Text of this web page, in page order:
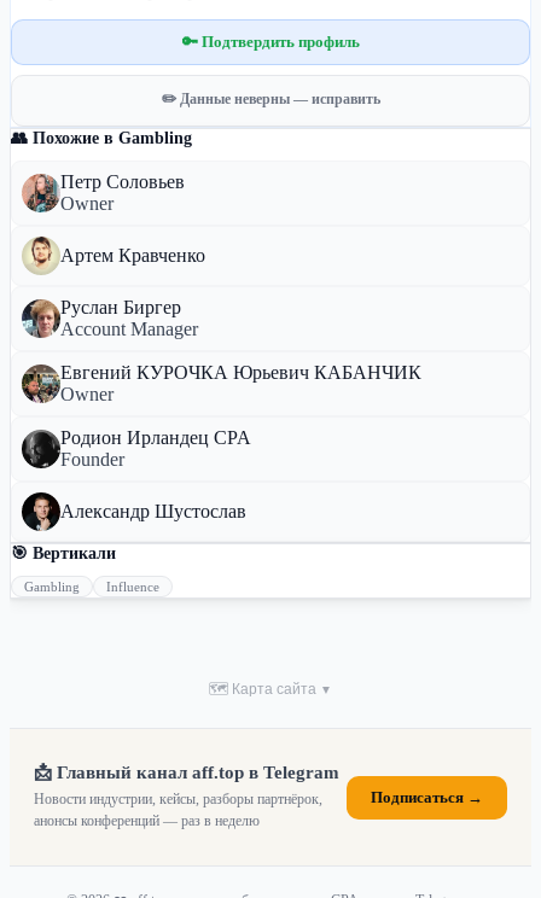
🔑 Подтвердить профиль
✏️ Данные неверны — исправить
👥 Похожие в Gambling
Петр Соловьев
Owner
Артем Кравченко
Руслан Биргер
Account Manager
Евгений КУРОЧКА Юрьевич КАБАНЧИК
Owner
Родион Ирландец CPA
Founder
Александр Шустослав
🎯 Вертикали
Gambling Influence
🗺 Карта сайта ▼
📩 Главный канал aff.top в Telegram
Новости индустрии, кейсы, разборы партнёрок,
анонсы конференций — раз в неделю
Подписаться →